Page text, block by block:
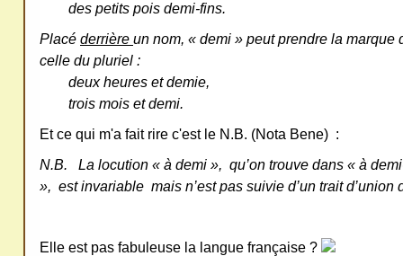
des petits pois demi-fins.
Placé derrière un nom, « demi » peut prendre la marque
celle du pluriel :
deux heures et demie,
trois mois et demi.
Et ce qui m'a fait rire c'est le N.B. (Nota Bene) :
N.B. La locution « à demi », qu’on trouve dans « à
», est invariable mais n’est pas suivie d’un trait d’union
Elle est pas fabuleuse la langue française ?